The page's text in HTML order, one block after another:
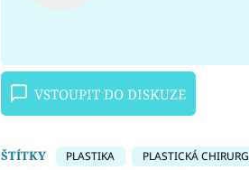
VSTOUPIT DO DISKUZE
ŠTÍTKY PLASTIKA PLASTICKÁ